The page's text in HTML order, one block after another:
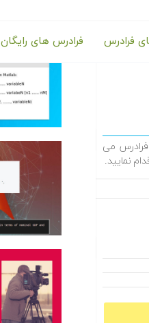
فرادرس فرادرس های رایگان
می
نمایید.